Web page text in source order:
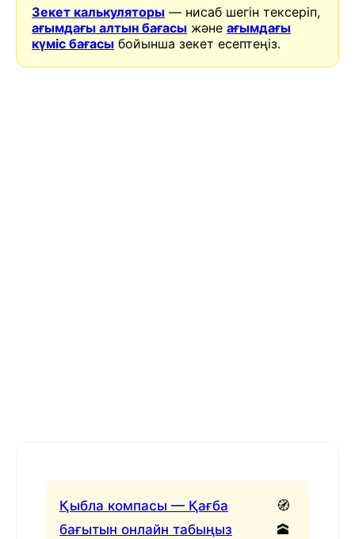
Зекет калькуляторы — нисаб шегін тексеріп,
ағымдағы алтын бағасы жәнеағымдағы
күміс бағасы бойынша зекет есептеңіз.
Қыбла компасы — Қағба
бағытын онлайн табыңыз
🧭
🕋